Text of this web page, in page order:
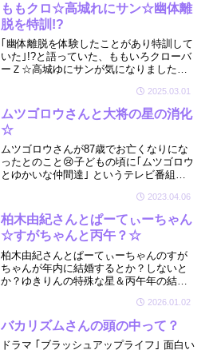
ももクロ☆高城れにサン☆幽体離
脱を特訓!?
｢幽体離脱を体験したことがあり特訓して
いた｣!?と語っていた、ももいろクローバ
ーＺ☆高城ゆにサンが気になりました☆
2025.03.01
ムツゴロウさんと大将の星の消化
☆
ムツゴロウさんが87歳でお亡くなりにな
ったとのこと😢子どもの頃に｢ムツゴロウ
とゆかいな仲間達｣ というテレビ番組を
がとても深かったムツゴロウさん☆ご冥
福をお祈りいたします☆
2023.04.06
柏木由紀さんとぱーてぃーちゃん
☆すがちゃんと丙午？☆
柏木由紀さんとぱーてぃーちゃんのすが
ちゃんが年内に結婚するとか？しないと
か？ゆきりんの特殊な星＆丙午年の結婚
2026.01.02
バカリズムさんの頭の中って？
ドラマ ｢ブラッシュアップライフ｣ 面白い